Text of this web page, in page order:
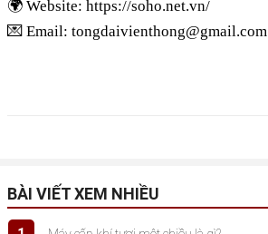
🌍 Website: https://soho.net.vn/
💌 Email: tongdaivienthong@gmail.com
BÀI VIẾT XEM NHIỀU